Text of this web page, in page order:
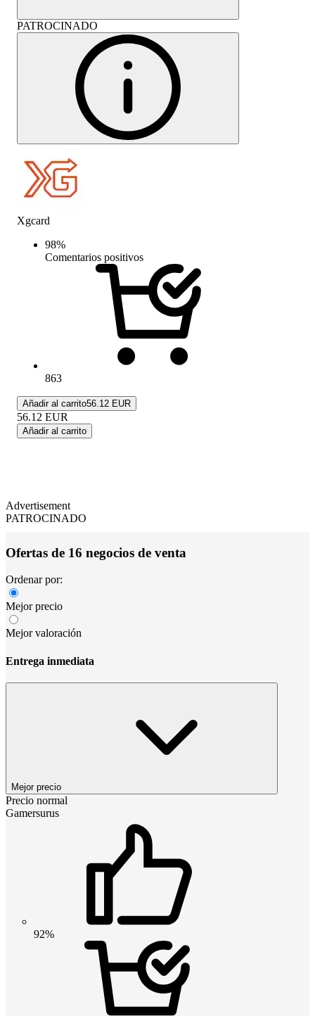
PATROCINADO
Xgcard
98%
Comentarios positivos
863
Añadir al carrito56.12 EUR
56.12 EUR
Añadir al carrito
Advertisement
PATROCINADO
Ofertas de 16 negocios de venta
Ordenar por:
Mejor precio
Mejor valoración
Entrega inmediata
Mejor precio
Precio normal
Gamersurus
92%